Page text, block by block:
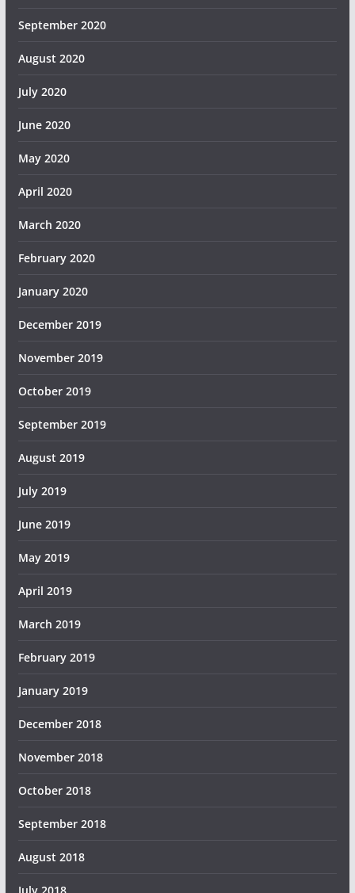
September 2020
August 2020
July 2020
June 2020
May 2020
April 2020
March 2020
February 2020
January 2020
December 2019
November 2019
October 2019
September 2019
August 2019
July 2019
June 2019
May 2019
April 2019
March 2019
February 2019
January 2019
December 2018
November 2018
October 2018
September 2018
August 2018
July 2018